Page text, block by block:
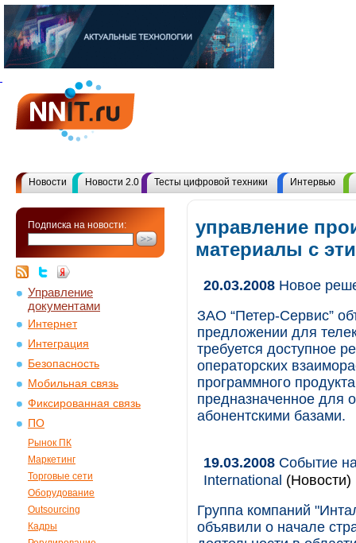
Новости Новости 2.0 Тесты цифровой техники Интервью
Подписка на новости:
Управление
документами
Интернет
Интеграция
Безопасность
Мобильная связь
Фиксированная связь
ПО
Рынок ПК
Маркетинг
Торговые сети
Оборудование
Outsourcing
Кадры
управление
материалы с
20.03.2008 Новое
ЗАО “Петер-Сервис”
предложении для
требуется доступное
операторских
программного
предназначенное для
абонентскими базами.
19.03.2008 Событие
International (Новости)
Группа компаний
объявили о начале